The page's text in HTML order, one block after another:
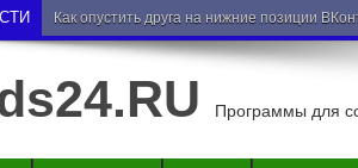
Как опустить друга на нижние позиции
Программы для